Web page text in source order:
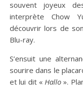
souvent joyeux
interprète Chow
découvrir lors de
Blu-ray.
S’ensuit une
sourire dans le
et lui dit « Hallo ».